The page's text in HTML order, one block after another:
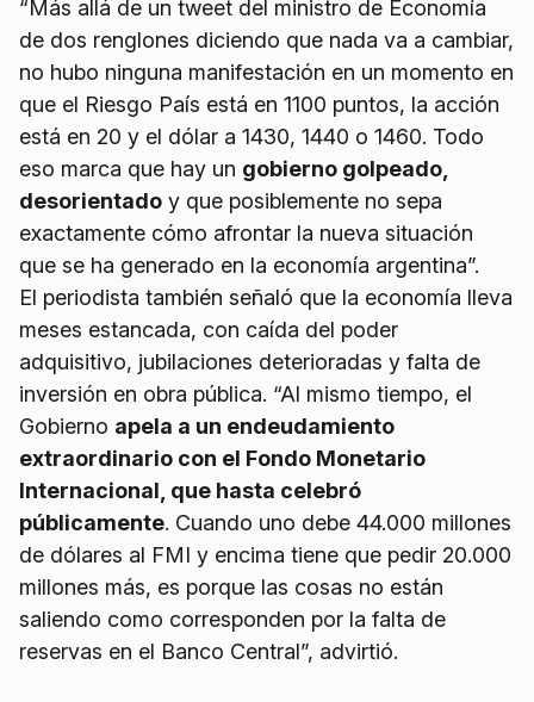
“Más allá de un tweet del ministro de Economía
de dos renglones diciendo que nada va a cambiar,
no hubo ninguna manifestación en un momento en
que el Riesgo País está en 1100 puntos, la acción
está en 20 y el dólar a 1430, 1440 o 1460. Todo
eso marca que hay un gobierno golpeado,
desorientado y que posiblemente no sepa
exactamente cómo afrontar la nueva situación
que se ha generado en la economía argentina”.
El periodista también señaló que la economía lleva
meses estancada, con caída del poder
adquisitivo, jubilaciones deterioradas y falta de
inversión en obra pública. “Al mismo tiempo, el
Gobierno apela a un endeudamiento
extraordinario con el Fondo Monetario
Internacional, que hasta celebró
públicamente. Cuando uno debe 44.000 millones
de dólares al FMI y encima tiene que pedir 20.000
millones más, es porque las cosas no están
saliendo como corresponden por la falta de
reservas en el Banco Central”, advirtió.